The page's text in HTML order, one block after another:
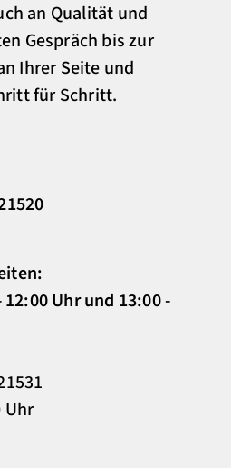
an Qualität und
Gespräch bis zur
Ihrer Seite und
für Schritt.
Uhr und 13:00 -
Uhr